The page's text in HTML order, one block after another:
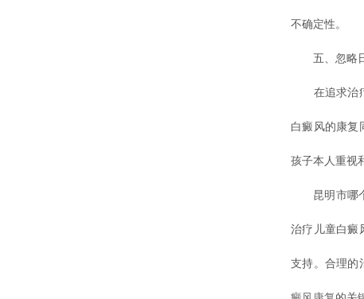
不确定性。
五、忽略日
在追求治疗
白癜风的康复
孩子本人重视
昆明市哪个
治疗儿童白癜
支持。合理的